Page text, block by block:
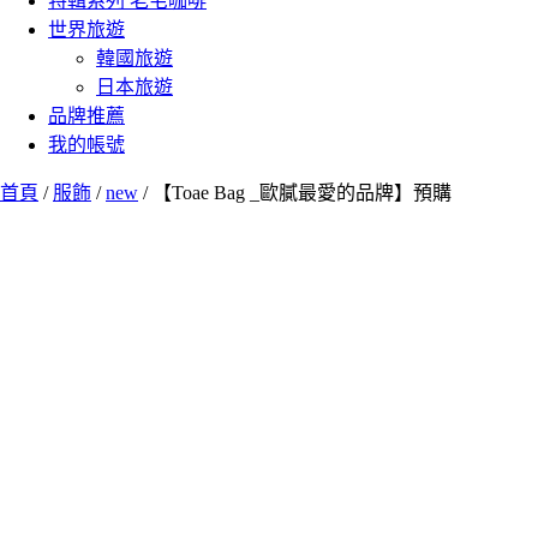
世界旅遊
韓國旅遊
日本旅遊
品牌推薦
我的帳號
首頁 / 服飾 /new / 【Toae Bag _歐膩最愛的品牌】預購